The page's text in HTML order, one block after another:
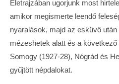
Életrajzában ugorjunk most
amikor megismerte leendő
nyaralások, majd az esküvő
mézeshetek alatt és a
Somogy (1927-28), Nógrád és
gyűjtött népdalokat.